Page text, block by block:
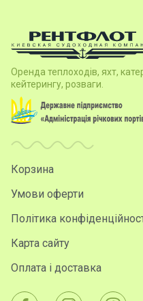
Оренда теплоходів, яхт,
кейтерингу, розваги.
Корзина
Умови оферти
Політика
Карта сайту
Оплата і доставка